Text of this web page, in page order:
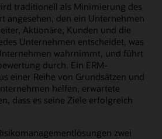
traditionell als Minimierung des
angesehen, den ein Unternehmen
Aktionäre, Kunden und die
Unternehmen entscheidet, was
wahrnimmt, und führt
durch. Ein ERM-
einer Reihe von Grundsätzen und
helfen, erwartete
dass es seine Ziele erfolgreich
zwei